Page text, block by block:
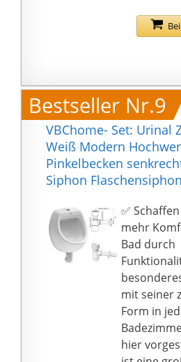
dem
Merkmal ist
Urinal
nur massiv
auch sehr
aussieht.
✅ Für die
des Urinals
Material
bakteriell
Bestseller Nr.9
VBChome- Set: Urinal
Weiß Modern
Pinkelbecken
Siphon
✅
mehr
Bad durch
mit seiner
Form in
hier